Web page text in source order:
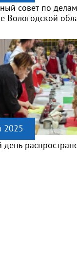
совет по
Вологодской
2025